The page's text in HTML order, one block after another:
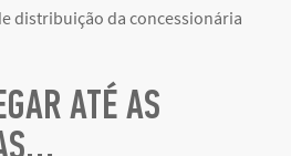
distribuição da concessionária
ATÉ AS